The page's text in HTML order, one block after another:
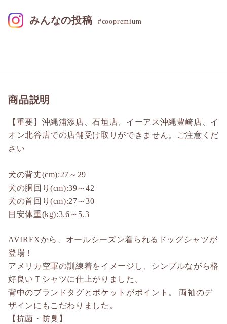
商品説明
【重要】沖縄浦添店、石垣店、イーアス沖縄豊崎店、イ
オン北谷店での店舗受け取りができません。ご注意くだ
さい
犬の背丈(cm):27～29
犬の胴回り(cm):39～42
犬の首回り(cm):27～30
目安体重(kg):3.6～5.3
AVIREXから、オールシーズン着られるドッグシャツが
登場！
アメリカ空軍の訓練着をイメージし、シンプルながら格
好良いＴシャツに仕上がりました。
背中のブランドタグとポケットがポイント。 両袖のデ
ザインにもこだわりました。
【抗菌・防臭】
みんなの投稿 #coopremium